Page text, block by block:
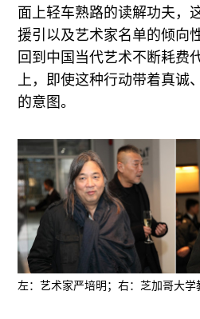
面上轻车熟路的读解功夫，
援引以及艺术家名单的倾向
回到中国当代艺术不断耗费
上，即使这种行动带着真诚
的意图。
左：艺术家严培明；右：芝加哥大学